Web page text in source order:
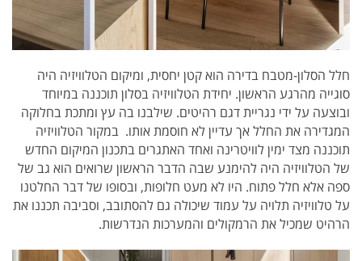
חלל הסלון-מטבח בדירה הוא קטן יחסית, ומיקום הטלוויזיה היה
סוגייה מהרגע הראשון. יחידת הטלוויזיה בסלון תוכננה במיוחד
ובוצעה על ידי נגריית דגם רהיטים. שילבנו בה עץ ומתכת בחלוקה
המגדירה את החלל אך עדיין לא חוסמת אותו. במקור הטלוויזיה
תוכננה מצד ימין לוויטרינה ואחד האתגרים בתכנון המיקום החדש
של הטלוויזיה היה להימנע שבה הדבר הראשון שרואים הוא גב של
ספה אלא חלל פתוח. היו לא מעט חלופות, ובסופו של דבר החלטנו
על טלוויזיה תלויה על עמוד שיכולה גם להסתובב, וסביבה תכננו את
הרהיט שמכיל את הרמקולים והמערכות הנדרשות.